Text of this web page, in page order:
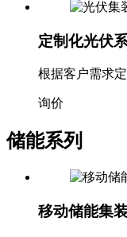
定制化光伏
根据客户需求
询价
储能系列
移动储能集